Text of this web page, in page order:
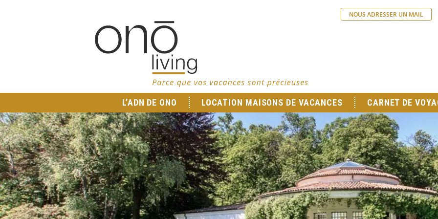
NOUS ADRESSER UN MAIL
L’ADN DE ONO LOCATION MAISONS DE VACANCES CARNET DE